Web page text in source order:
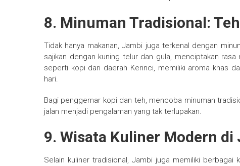
8. Minuman Tradisional:
Tidak hanya makanan, Jambi juga terkenal dengan
sajikan dengan kuning telur dan gula, menciptakan
seperti kopi dari daerah Kerinci, memiliki aroma khas
hari.
Bagi penggemar kopi dan teh, mencoba minuman
jalan menjadi pengalaman yang tak terlupakan.
9. Wisata Kuliner Modern di
Selain kuliner tradisional, Jambi juga memiliki